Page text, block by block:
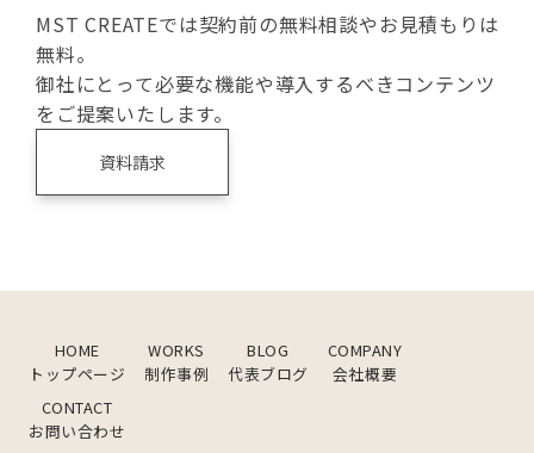
MST CREATEでは契約前の無料相談やお見積もりは
無料。
御社にとって必要な機能や導入するべきコンテンツ
をご提案いたします。
資料請求
HOME
トップページ
WORKS
制作事例
BLOG
代表ブログ
COMPANY
会社概要
CONTACT
お問い合わせ